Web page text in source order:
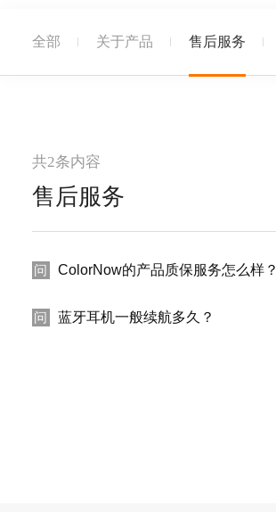
全部 关于产品 售后服务
售后服务
共2条内容
问 ColorNow的产品质保服务怎么样？
问 蓝牙耳机一般续航多久？